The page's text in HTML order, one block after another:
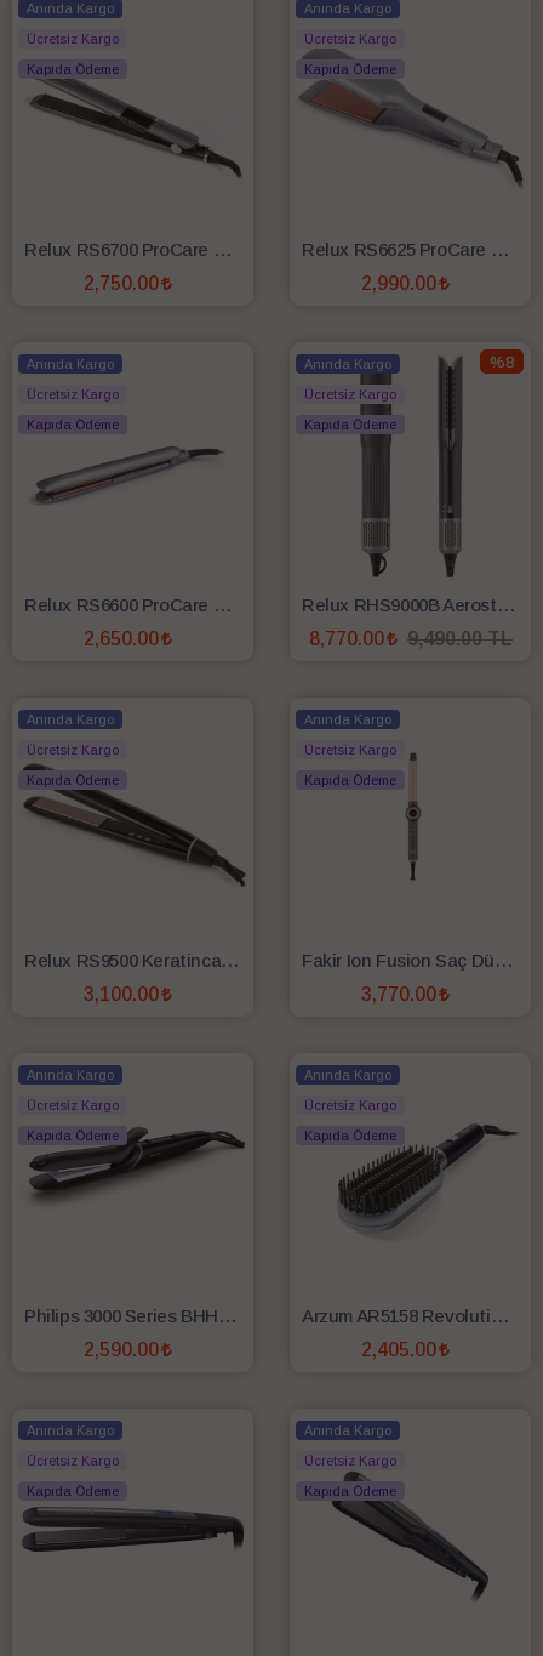
Anında Kargo
Ücretsiz Kargo
Kapıda Ödeme
Relux RS6700 ProCare Magic Uzun Plakalı Saç Düzleştirici
2,750.00
Anında Kargo
Ücretsiz Kargo
Kapıda Ödeme
Relux RS6625 ProCare Comfort İyonik Geniş Plakalı Keratin Korumalı Saç Düzleştirici
2,990.00
Anında Kargo
Ücretsiz Kargo
Kapıda Ödeme
Relux RS6600 ProCare Comfort İyonik Keratin Korumalı Seramik Saç Düzleştirici
2,650.00
%8
Anında Kargo
Ücretsiz Kargo
Kapıda Ödeme
Relux RHS9000B Aerostraight Antrasit Islak Kuru Saç Düzleştirici
8,770.00
9,490.00 TL
Anında Kargo
Ücretsiz Kargo
Kapıda Ödeme
Relux RS9500 Keratincare Keratin Korumalı Saç Düzleştirici
3,100.00
Anında Kargo
Ücretsiz Kargo
Kapıda Ödeme
Fakir Ion Fusion Saç Düzleştirici
3,770.00
Anında Kargo
Ücretsiz Kargo
Kapıda Ödeme
Philips 3000 Series BHH808/00 Seramik Saç Tost Makinesi
2,590.00
Anında Kargo
Ücretsiz Kargo
Kapıda Ödeme
Arzum AR5158 Revolution Saç Düzleştirici Fırça
2,405.00
Anında Kargo
Ücretsiz Kargo
Kapıda Ödeme
Anında Kargo
Ücretsiz Kargo
Kapıda Ödeme